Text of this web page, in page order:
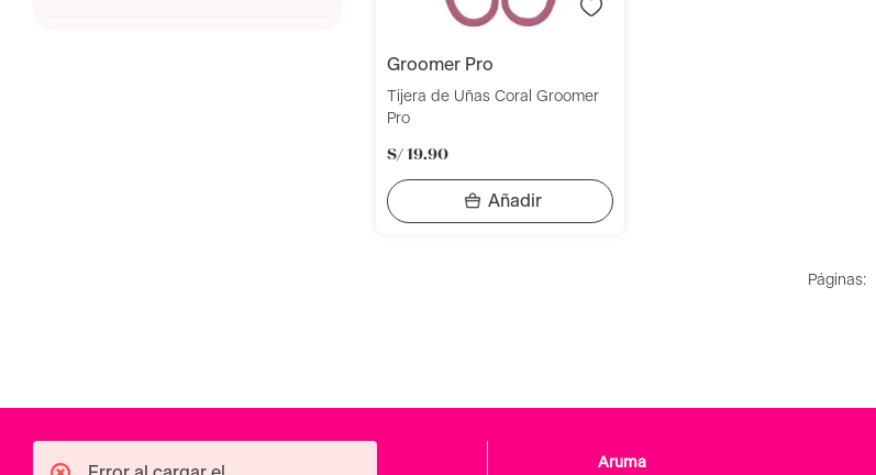
groomer pro
Tijera de Uñas Coral Groomer
Pro
S/ 19.90
Páginas:
Aruma